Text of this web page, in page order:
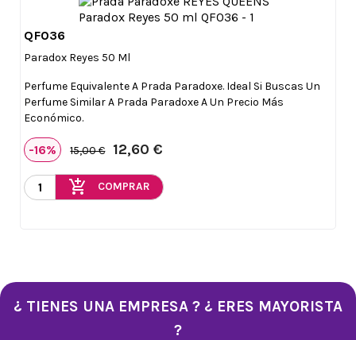
QF036
Paradox Reyes 50 Ml
Perfume Equivalente A Prada Paradoxe. Ideal Si Buscas Un
Perfume Similar A Prada Paradoxe A Un Precio Más
Económico.
-16% 15,00 € 12,60 €
add_shopping_cart COMPRAR
¿ TIENES UNA EMPRESA ? ¿ ERES MAYORISTA
?